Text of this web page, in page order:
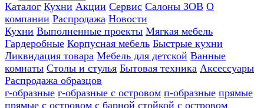
Каталог Кухни Акции Сервис Салоны ЗОВ О
компании Распродажа Новости
Кухни Выполненные проекты Мягкая мебель
Гардеробные Корпусная мебель Быстрые кухни
Ликвидация товара Мебель для детской Ванные
комнаты Столы и стулья Бытовая техника Аксессуары
Распродажа образцов
г-образные г-образные с островом п-образные прямые
прямые с островом с барной стойкой с островом